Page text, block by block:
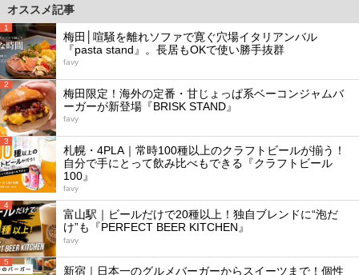
オススメ記事
1
梅田│喧騒を離れソファで寛ぐ穴場イタリアンバル
『pasta stand』。長居もOKで使い勝手抜群
favy
2
梅田限定！海外の定番・甘じょっぱ系ベーコンジャムバ
ーガーが新登場『BRISK STAND』
favy
3
札幌・4PLA｜常時100種以上のクラフトビールが揃う！
自分で手にとって飲み比べもできる『クラフトビール
100』
favy
4
富山駅｜ビールだけで20種以上！独自ブレンドに“泡だ
け”も『PERFECT BEER KITCHEN』
favy
5
新宿｜日本一のグルメバーガーからスイーツまで！個性